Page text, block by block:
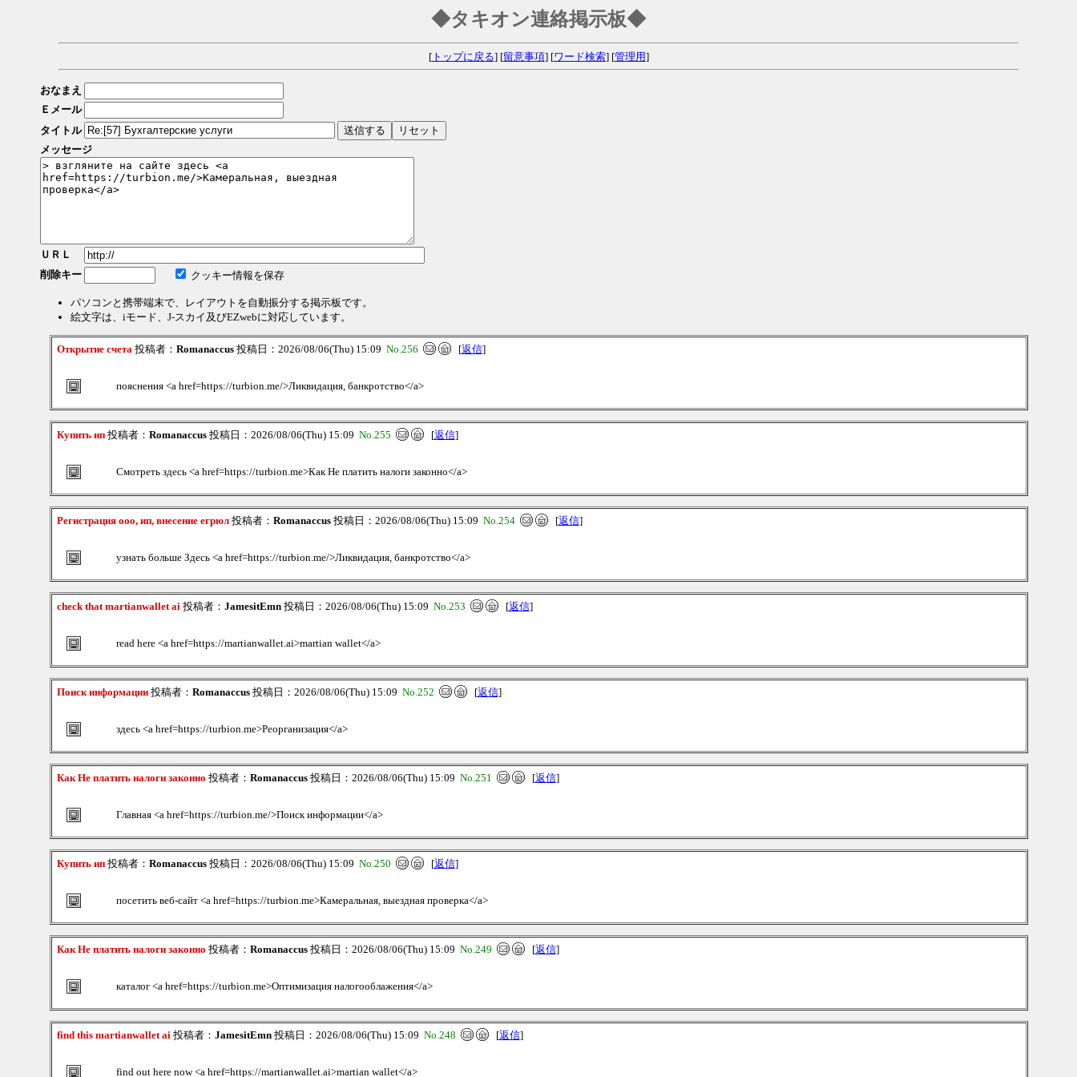
◆タキオン連絡掲示板◆
[トップに戻る] [留意事項] [ワード検索] [管理用]
おなまえ
Ｅメール
タイトル
メッセージ
ＵＲＬ
削除キー
クッキー情報を保存
パソコンと携帯端末で、レイアウトを自動振分する掲示板です。
絵文字は、iモード、J-スカイ及びEZwebに対応しています。
Открытие счета投稿者： Romanaccus投稿日：2026/08/06(Thu) 15:09 No.256 [返信]
пояснения <a href=https://turbion.me/>Ликвидация, банкротство</a>
Купить ип投稿者： Romanaccus投稿日：2026/08/06(Thu) 15:09 No.255 [返信]
Смотреть здесь <a href=https://turbion.me>Как Не платить налоги законно</a>
Регистрация ооо, ип, внесение егрюл投稿者： Romanaccus投稿日：2026/08/06(Thu) 15:09 No.254 [返信]
узнать больше Здесь <a href=https://turbion.me/>Ликвидация, банкротство</a>
check that martianwallet ai投稿者： JamesitEmn投稿日：2026/08/06(Thu) 15:09 No.253 [返信]
read here <a href=https://martianwallet.ai>martian wallet</a>
Поиск информации投稿者： Romanaccus投稿日：2026/08/06(Thu) 15:09 No.252 [返信]
здесь <a href=https://turbion.me>Реорганизация</a>
Как Не платить налоги законно 投稿者： Romanaccus投稿日：2026/08/06(Thu) 15:09 No.251 [返信]
Главная <a href=https://turbion.me/>Поиск информации</a>
Купить ип投稿者： Romanaccus投稿日：2026/08/06(Thu) 15:09 No.250 [返信]
посетить веб-сайт <a href=https://turbion.me>Камеральная, выездная проверка</a>
Как Не платить налоги законно 投稿者： Romanaccus投稿日：2026/08/06(Thu) 15:09 No.249 [返信]
каталог <a href=https://turbion.me>Оптимизация налогооблажения</a>
find this martianwallet ai投稿者： JamesitEmn投稿日：2026/08/06(Thu) 15:09 No.248 [返信]
find out here now <a href=https://martianwallet.ai>martian wallet</a>